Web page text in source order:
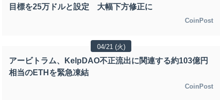
目標を25万ドルと設定 大幅下方修正に
CoinPost
04/21 (火)
アービトラム、KelpDAO不正流出に関連する約103億円
相当のETHを緊急凍結
CoinPost